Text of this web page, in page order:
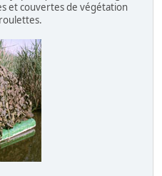
et couvertes de végétation